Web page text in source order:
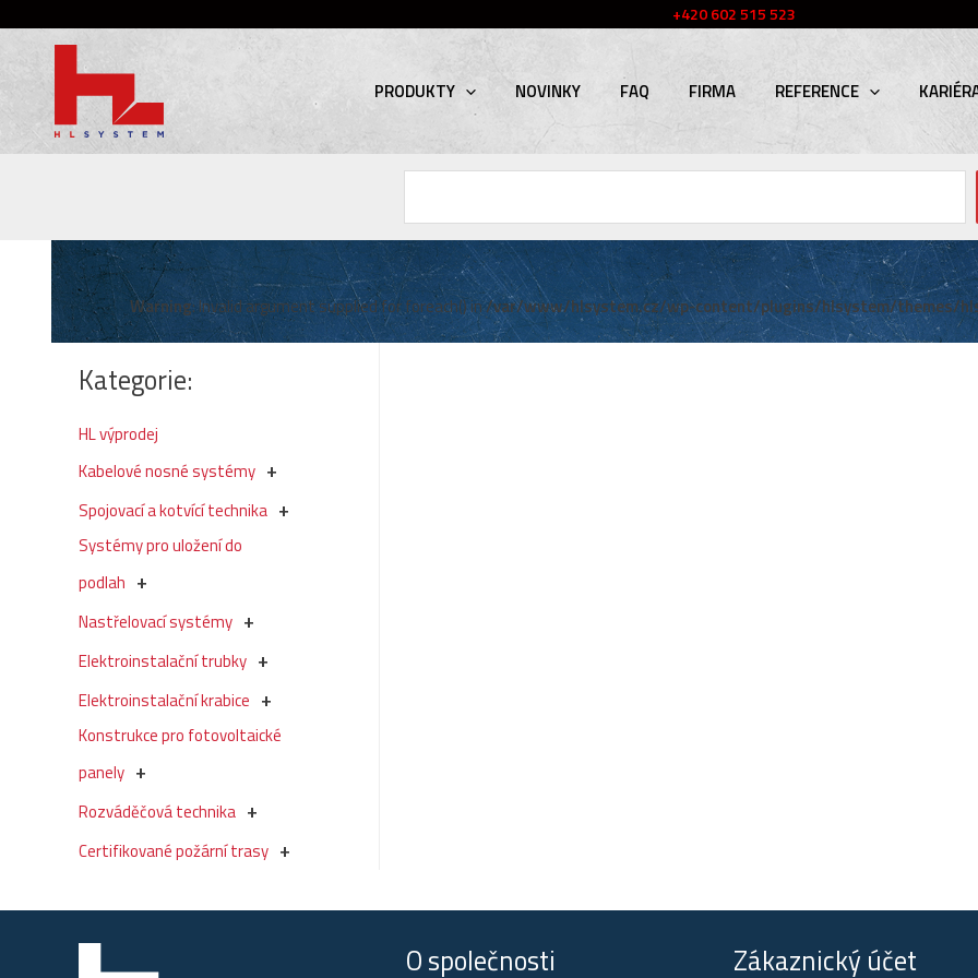
+420 602 515 523
PRODUKTY NOVINKY FAQ FIRMA REFERENCE
Kategorie:
HL výprodej
Kabelové nosné systémy
Spojovací a kotvící technika
Systémy pro uložení do
podlah
Nastřelovací systémy
Elektroinstalační trubky
Elektroinstalační krabice
Konstrukce pro fotovoltaické
panely
Rozváděčová technika
Certifikované požární trasy
Warning: Invalid argument supplied for foreach() in/var/www/hlsystem.cz/wp-content/plugins/hlsystem/themes/
O společnosti Zákaznický účet